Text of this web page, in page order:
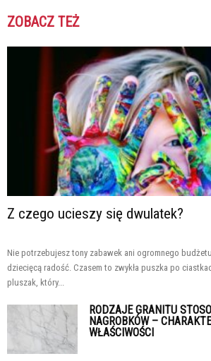
ZOBACZ TEŻ
Z czego ucieszy się dwulatek?
Nie potrzebujesz tony zabawek ani ogromnego
dziecięcą radość. Czasem to zwykła puszka po
pluszak, który...
RODZAJE GRANITU
NAGROBKÓW –
WŁAŚCIWOŚCI